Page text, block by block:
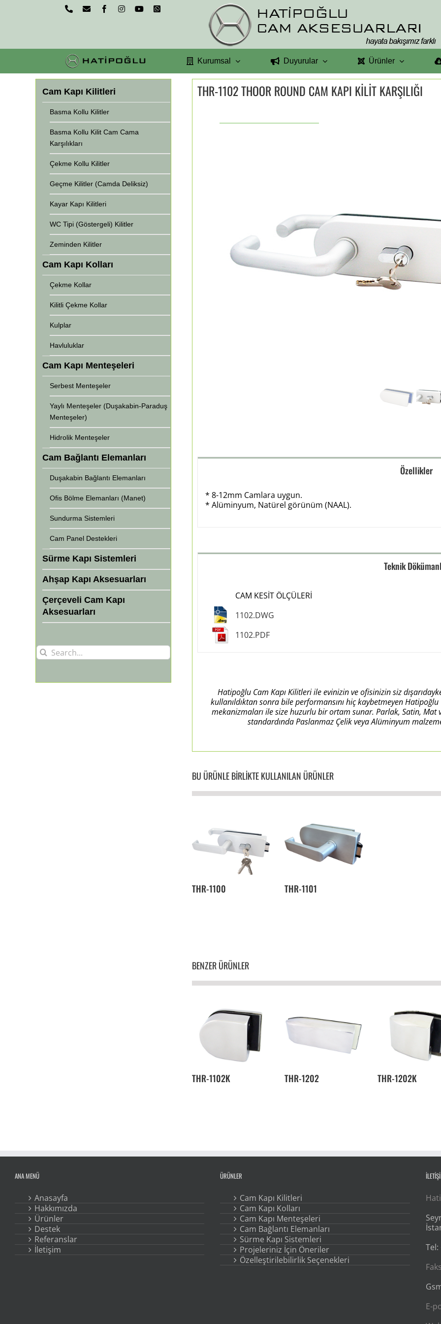
PhoneEmail FacebookInstagramYouTubeWhatsApp
Kurumsal Duyurular Ürünler
THR-1102 THOOR ROUND CAM KAPI KİLİT KARŞILIĞI
Özellikler
* 8-12mm Camlara uygun.
* Alüminyum, Natürel görünüm (NAAL).
Teknik
CAM KESİT ÖLÇÜLERİ
1102.DWG
1102.PDF
Hatipoğlu Cam Kapı Kilitleri ile evinizin ve ofisinizin siz
kullanıldıktan sonra bile performansını hiç kaybetmeyen
mekanizmaları ile size huzurlu bir ortam sunar. Parlak, Satin,
standardında Paslanmaz Çelik veya Alüminyum
BU ÜRÜNLE BİRLİKTE KULLANILAN ÜRÜNLER
THR-1100 THR-1101
BENZER ÜRÜNLER
THR-1102K THR-1202 THR-1202K
Cam Kapı Kilitleri
Basma Kollu Kilitler
Basma Kollu Kilit Cam Cama
Karşılıkları
Çekme Kollu Kilitler
Geçme Kilitler (Camda Deliksiz)
Kayar Kapı Kilitleri
WC Tipi (Göstergeli) Kilitler
Zeminden Kilitler
Cam Kapı Kolları
Çekme Kollar
Kilitli Çekme Kollar
Kulplar
Havluluklar
Cam Kapı Menteşeleri
Serbest Menteşeler
Yaylı Menteşeler (Duşakabin-Paraduş
Menteşeler)
Hidrolik Menteşeler
Cam Bağlantı Elemanları
Duşakabin Bağlantı Elemanları
Ofis Bölme Elemanları (Manet)
Sundurma Sistemleri
Cam Panel Destekleri
Sürme Kapı Sistemleri
Ahşap Kapı Aksesuarları
Çerçeveli Cam Kapı
Aksesuarları
Search
for:
ANA MENÜ
Anasayfa
Hakkımızda
Ürünler
Destek
Referanslar
İletişim
ÜRÜNLER
Cam Kapı Kilitleri
Cam Kapı Kolları
Cam Kapı Menteşeleri
Cam Bağlantı Elemanları
Sürme Kapı Sistemleri
Projeleriniz İçin Öneriler
Özelleştirilebilirlik Seçenekleri
Tel:
E-